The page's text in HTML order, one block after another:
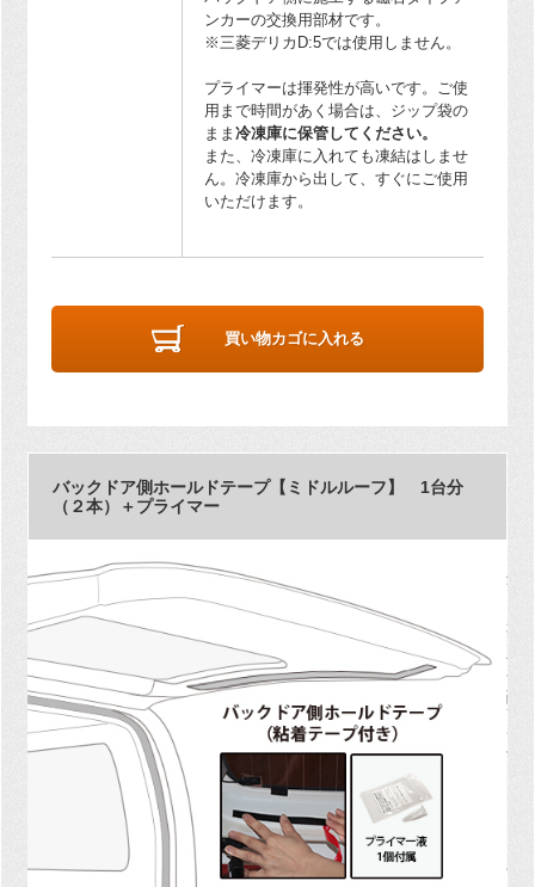
ンカーの交換用部材です。
※三菱デリカD:5では使用しません。
プライマーは揮発性が高いです。ご使
用まで時間があく場合は、ジップ袋の
まま 冷凍庫に保管してください。
また、冷凍庫に入れても凍結はしませ
ん。冷凍庫から出して、すぐにご使用
いただけます。
買い物カゴに入れる
バックドア側ホールドテープ【ミドルルーフ】 1台分
（２本）＋プライマー